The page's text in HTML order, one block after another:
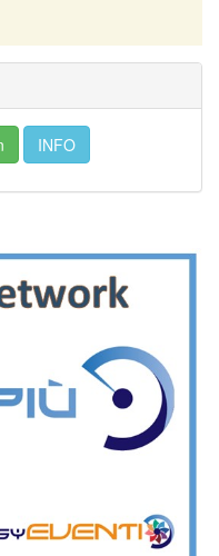
INFO